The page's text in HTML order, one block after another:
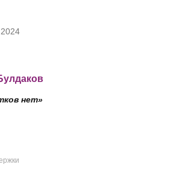
нет»